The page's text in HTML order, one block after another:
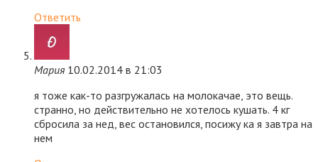
Ответить
Мария 10.02.2014 в 21:03
я тоже как-то разгружалась на молокачае, это вещь.
странно, но действительно не хотелось кушать. 4 кг
сбросила за нед, вес остановился, посижу ка я завтра на
нем